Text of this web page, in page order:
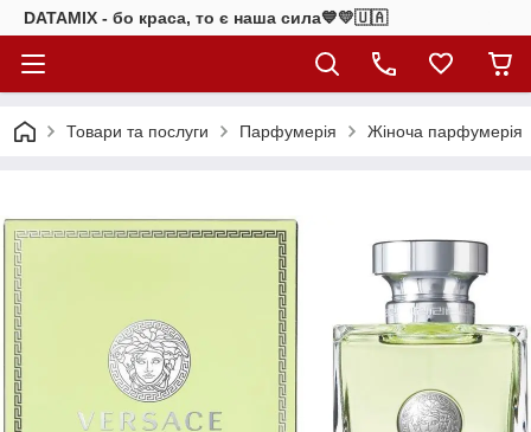
DATAMIX - бо краcа, то є наша сила​💙💛🇺🇦​
Товари та послуги Парфумерія Жіноча парфумерія